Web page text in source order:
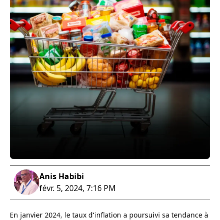
Anis Habibi
févr. 5, 2024, 7:16 PM
En janvier 2024, le taux d'inflation a poursuivi sa tendance à